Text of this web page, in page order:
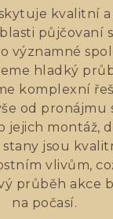
kvalitní
půjčovaní
významné
hladký
komplexní
od pronájmu
jejich montáž,
stany jsou
vlivům,
průběh akce
na počasí.